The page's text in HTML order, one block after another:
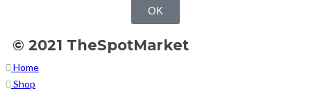
OK
© 2021 TheSpotMarket
Home
Shop